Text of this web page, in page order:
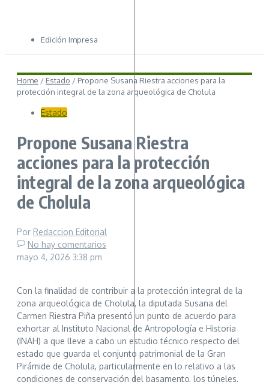
Edición Impresa
Home / Estado / Propone Susana Riestra acciones para la
protección integral de la zona arqueológica de Cholula
Estado
Propone Susana Riestra
acciones para la protección
integral de la zona arqueológica
de Cholula
Por Redaccion Editorial
No hay comentarios
mayo 4, 2026 3:38 pm
Con la finalidad de contribuir a la protección integral de la
zona arqueológica de Cholula, la diputada Susana del
Carmen Riestra Piña presentó un punto de acuerdo para
exhortar al Instituto Nacional de Antropología e Historia
(INAH) a que lleve a cabo un estudio técnico respecto del
estado que guarda el conjunto patrimonial de la Gran
Pirámide de Cholula, particularmente en lo relativo a las
condiciones de conservación del basamento, los túneles,